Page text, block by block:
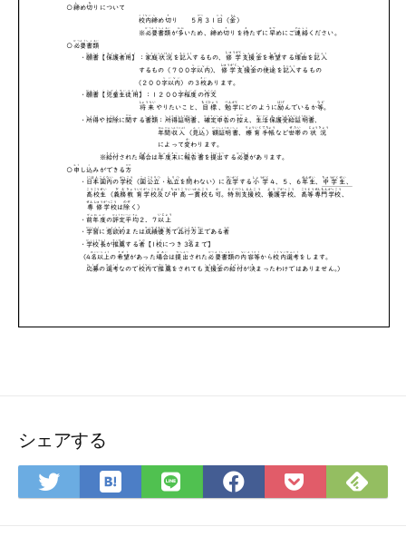
シェアする
Twitter
で
は
て
LINE
で
Facebook
で
Pocket
に
で